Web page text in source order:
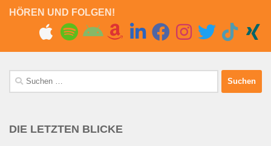
HÖREN UND FOLGEN!
Suchen
nach:
DIE LETZTEN BLICKE